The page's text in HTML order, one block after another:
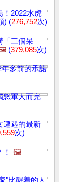
！2022水虎
) (276,752次)
「三個呆
(379,085次)
多前的承諾
怒軍人而完
遭遇的最新
次)
！ 🖼️
"比醒着的人